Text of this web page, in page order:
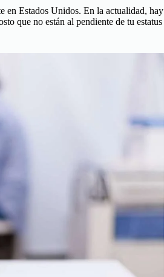
en Estados Unidos. En la actualidad, hay
que no están al pendiente de tu estatus